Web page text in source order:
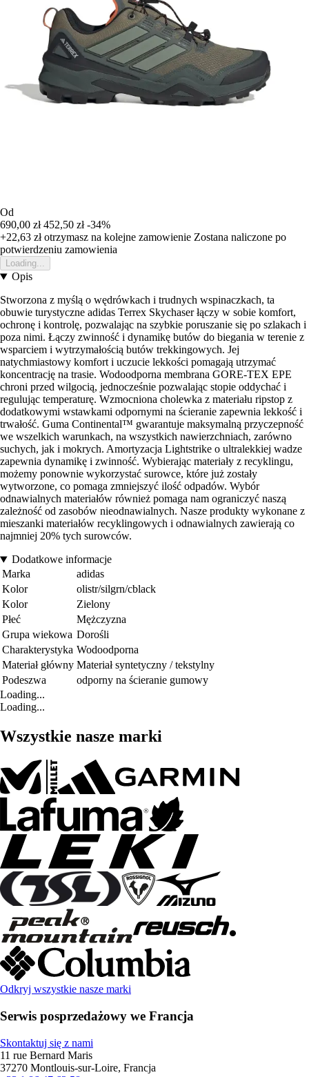
Od
690,00 zł 452,50 zł -34%
+22,63 złotrzymasz na kolejne zamowienie Zostana naliczone po
potwierdzeniu zamowienia
Loading...
Opis
Stworzona z myślą o wędrówkach i trudnych wspinaczkach, ta
obuwie turystyczne adidas Terrex Skychaser łączy w sobie komfort,
ochronę i kontrolę, pozwalając na szybkie poruszanie się po szlakach i
poza nimi. Łączy zwinność i dynamikę butów do biegania w terenie z
wsparciem i wytrzymałością butów trekkingowych. Jej
natychmiastowy komfort i uczucie lekkości pomagają utrzymać
koncentrację na trasie. Wodoodporna membrana GORE-TEX EPE
chroni przed wilgocią, jednocześnie pozwalając stopie oddychać i
regulując temperaturę. Wzmocniona cholewka z materiału ripstop z
dodatkowymi wstawkami odpornymi na ścieranie zapewnia lekkość i
trwałość. Guma Continental™ gwarantuje maksymalną przyczepność
we wszelkich warunkach, na wszystkich nawierzchniach, zarówno
suchych, jak i mokrych. Amortyzacja Lightstrike o ultralekkiej wadze
zapewnia dynamikę i zwinność. Wybierając materiały z recyklingu,
możemy ponownie wykorzystać surowce, które już zostały
wytworzone, co pomaga zmniejszyć ilość odpadów. Wybór
odnawialnych materiałów również pomaga nam ograniczyć naszą
zależność od zasobów nieodnawialnych. Nasze produkty wykonane z
mieszanki materiałów recyklingowych i odnawialnych zawierają co
najmniej 20% tych surowców.
Dodatkowe informacje
Marka
adidas
Kolor
olistr/silgrn/cblack
Kolor
Zielony
Płeć
Mężczyzna
Grupa wiekowa Dorośli
Charakterystyka Wodoodporna
Materiał główny Materiał syntetyczny / tekstylny
Podeszwa
odporny na ścieranie gumowy
Loading...
Loading...
Wszystkie nasze marki
Odkryj wszystkie nasze marki
Serwis posprzedażowy we Francja
Skontaktuj się z nami
11 rue Bernard Maris
37270 Montlouis-sur-Loire, Francja